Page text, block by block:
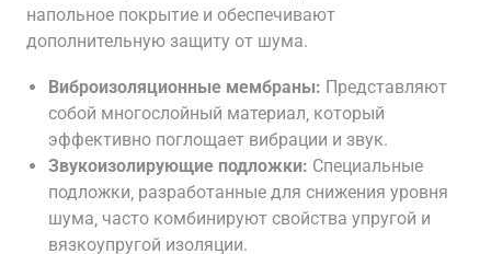
напольное покрытие и обеспечивают
дополнительную защиту от шума.
Виброизоляционные мембраны: Представляют
собой многослойный материал‚ который
эффективно поглощает вибрации и звук.
Звукоизолирующие подложки: Специальные
подложки‚ разработанные для снижения уровня
шума‚ часто комбинируют свойства упругой и
вязкоупругой изоляции.